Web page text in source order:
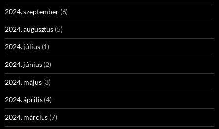
2024. szeptember (6)
2024. augusztus (5)
2024. július (1)
2024. június (2)
2024. május (3)
2024. április (4)
2024. március (7)